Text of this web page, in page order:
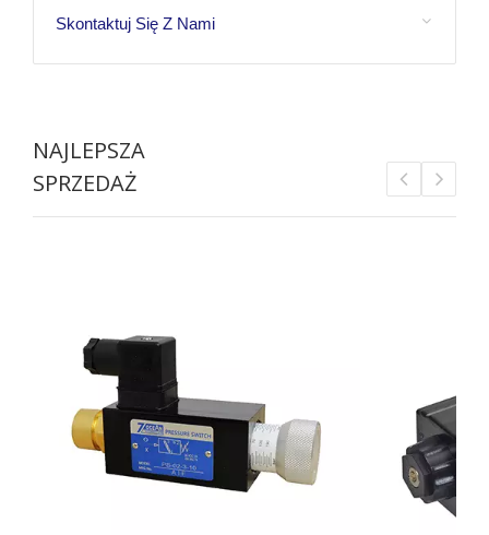
Skontaktuj Się Z Nami
NAJLEPSZA
SPRZEDAŻ